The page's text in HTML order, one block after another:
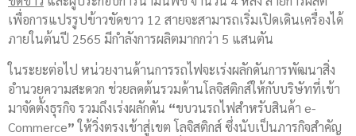
เพื่อการแปรรูปข้าวขัดขาว 12 สายจะสามารถเริ่มเปิดเดินเครื่องได้
ภายในต้นปี 2565 มีกำลังการผลิตมากกว่า 5 แสนตัน
ในระยะต่อไป หน่วยงานด้านการรถไฟจะเร่งผลักดันการพัฒนาสิ่ง
อำนวยความสะดวก ช่วยลดต้นรวมด้านโลจิสติกส์ให้กับบริษัทที่เข้า
มาจัดตั้งธุรกิจ รวมถึงเร่งผลักดัน “ขบวนรถไฟสำหรับสินค้า e-
Commerce”ให้วิ่งตรงเข้าสู่เขต โลจิสติกส์ ซึ่งนับเป็นภารกิจสำคัญ